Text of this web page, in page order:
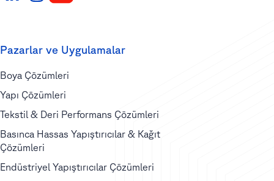
Pazarlar ve Uygulamalar
Boya Çözümleri
Yapı Çözümleri
Tekstil & Deri Performans Çözümleri
Basınca Hassas Yapıştırıcılar & Kağıt
Çözümleri
Endüstriyel Yapıştırıcılar Çözümleri